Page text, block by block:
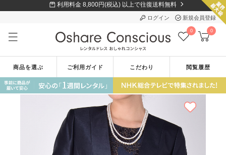
利用料金 8,800円(税込) 以上で往復送料無料
ログイン 新規会員登録
0 0
商品を選ぶ ご利用ガイド こだわり 閲覧履歴